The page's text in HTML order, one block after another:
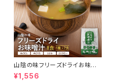
山陰の味フリーズドライお味噌
汁
¥1,556